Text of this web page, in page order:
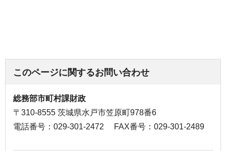
このページに関するお問い合わせ
総務部市町村課財政
〒310-8555 茨城県水戸市笠原町978番6
電話番号：029-301-2472
FAX番号：029-301-2489